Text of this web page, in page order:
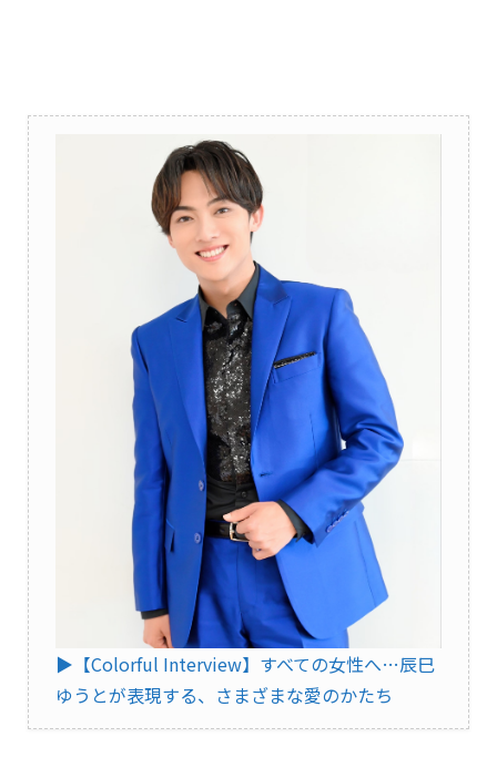
▶︎【Colorful Interview】すべての女性へ…辰巳
ゆうとが表現する、さまざまな愛のかたち